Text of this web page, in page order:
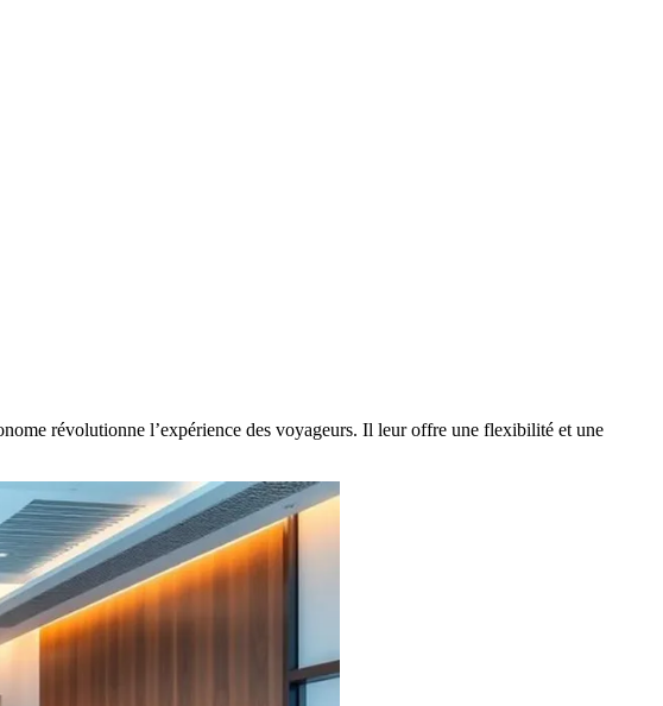
révolutionne l’expérience des voyageurs. Il leur offre une flexibilité et une